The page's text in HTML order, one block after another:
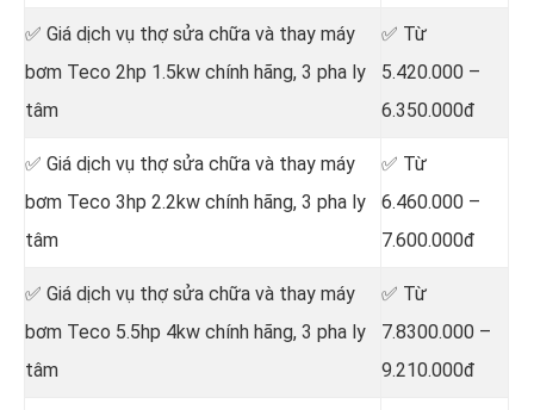
✅ Giá dịch vụ thợ sửa chữa và thay máy
bơm Teco 2hp 1.5kw chính hãng, 3 pha ly
tâm
✅ Từ
5.420.000 –
6.350.000đ
✅ Giá dịch vụ thợ sửa chữa và thay máy
bơm Teco 3hp 2.2kw chính hãng, 3 pha ly
tâm
✅ Từ
6.460.000 –
7.600.000đ
✅ Giá dịch vụ thợ sửa chữa và thay máy
bơm Teco 5.5hp 4kw chính hãng, 3 pha ly
tâm
✅ Từ
7.8300.000 –
9.210.000đ